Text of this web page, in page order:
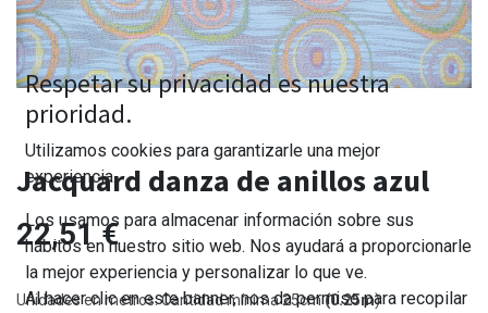
Jacquard danza de anillos azul
22,51€
Unidades en metros. Cantidad mínima 25cm(0.25m)
Respetar su privacidad es nuestra
prioridad.
Utilizamos cookies para garantizarle una mejor
experiencia.
Los usamos para almacenar información sobre sus
hábitos en nuestro sitio web. Nos ayudará a proporcionarle
la mejor experiencia y personalizar lo que ve.
Al hacer clic en este banner, nos da permiso para recopilar